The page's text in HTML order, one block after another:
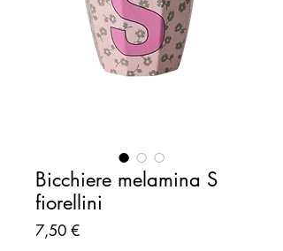
Bicchiere melamina S
fiorellini
7,50 €Prezzo